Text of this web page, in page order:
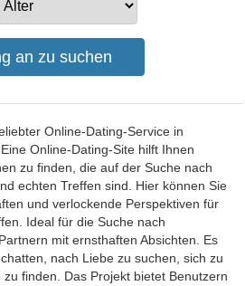
Online-Dating-Service in
Online-Dating-Site hilft Ihnen
zu finden, die auf der Suche nach
echten Treffen sind. Hier können Sie
und verlockende Perspektiven für
Ideal für die Suche nach
mit ernsthaften Absichten. Es
nach Liebe zu suchen, sich zu
finden. Das Projekt bietet Benutzern